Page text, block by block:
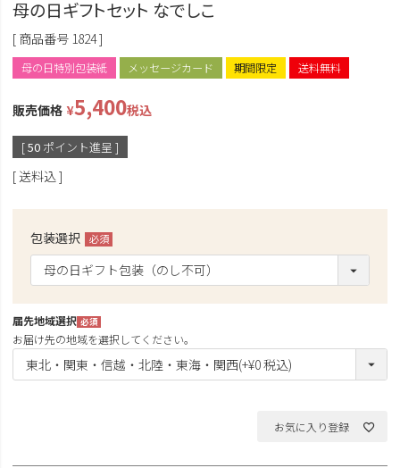
母の日ギフトセット なでしこ
商品番号 1824
母の日特別包装紙 メッセージカード 期間限定 送料無料
販売価格 ¥5,400税込
[50 ポイント進呈 ]
送料込
包装選択
(必
須)
届先地域選択
(必
須)
お届け先の地域を選択してください。
お気に入り登録